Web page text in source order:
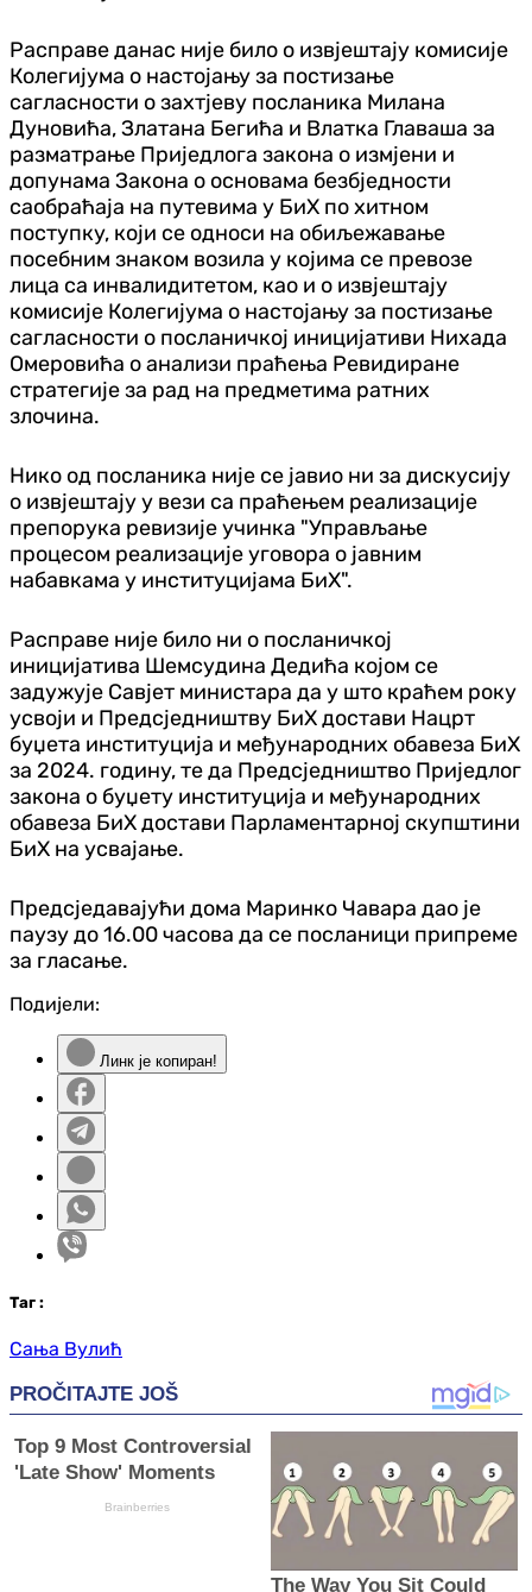
Расправе данас није било о извјештају комисије
Колегијума о настојању за постизање
сагласности о захтјеву посланика Милана
Дуновића, Златана Бегића и Влатка Главаша за
разматрање Приједлога закона о измјени и
допунама Закона о основама безбједности
саобраћаја на путевима у БиХ по хитном
поступку, који се односи на обиљежавање
посебним знаком возила у којима се превозе
лица са инвалидитетом, као и о извјештају
комисије Колегијума о настојању за постизање
сагласности о посланичкој иницијативи Нихада
Омеровића о анализи праћења Ревидиране
стратегије за рад на предметима ратних
злочина.
Нико од посланика није се јавио ни за дискусију
о извјештају у вези са праћењем реализације
препорука ревизије учинка "Управљање
процесом реализације уговора о јавним
набавкама у институцијама БиХ".
Расправе није било ни о посланичкој
иницијатива Шемсудина Дедића којом се
задужује Савјет министара да у што краћем року
усвоји и Предсједништву БиХ достави Нацрт
буџета институција и међународних обавеза БиХ
за 2024. годину, те да Предсједништво Приједлог
закона о буџету институција и међународних
обавеза БиХ достави Парламентарној скупштини
БиХ на усвајање.
Предсједавајући дома Маринко Чавара дао је
паузу до 16.00 часова да се посланици припреме
за гласање.
Подијели:
Линк је копиран!
Таг :
Сања Вулић